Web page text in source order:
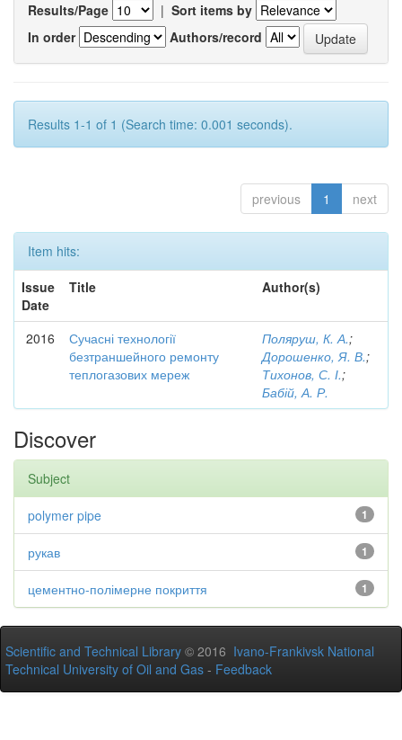
Results/Page | Sort items by
In order
Authors/record
Results 1-1 of 1 (Search time: 0.001 seconds).
previous 1 next
Item hits:
Issue
Date
Title Author(s)
2016
Сучасні технології
безтраншейного ремонту
теплогазових мереж
Поляруш, К. А.;
Дорошенко, Я. В.;
Тихонов, С. І.;
Бабій, А. Р.
Discover
Subject
1
polymer pipe
1
рукав
1
цементно-полімерне покриття
Scientific and Technical Library © 2016 Ivano-Frankivsk National
Technical University of Oil and Gas - Feedback